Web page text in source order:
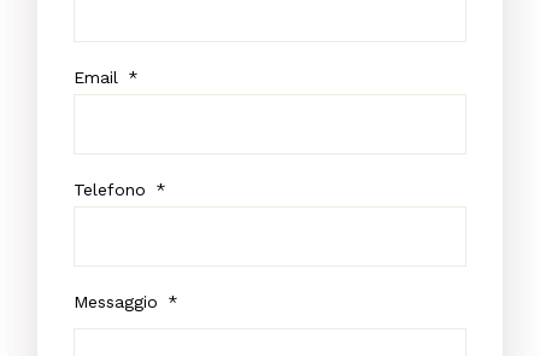
Email *
Telefono *
Messaggio *